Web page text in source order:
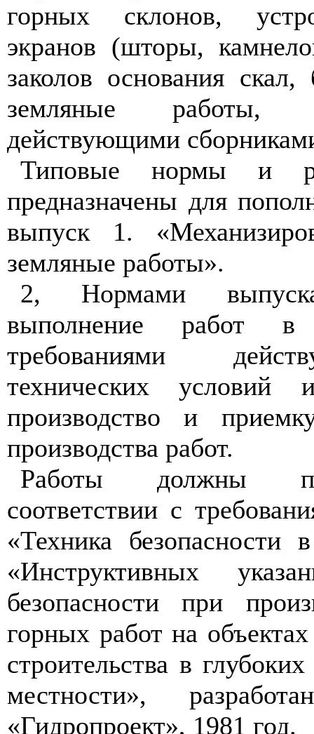
горных склонов,
экранов (шторы,
заколов основания
земляные работы,
действующими
Типовые нормы и
предназначены для
выпуск 1.
земляные работы».
2, Нормами выпуска
выполнение работ в
требованиями
технических условий
производство и
производства работ.
Работы должны
соответствии с
«Техника безопасности
«Инструктивных
безопасности при
горных работ на объектах
строительства в
местности»,
«Гидропроект», 1981 год.